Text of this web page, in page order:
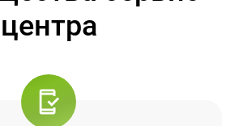
центра